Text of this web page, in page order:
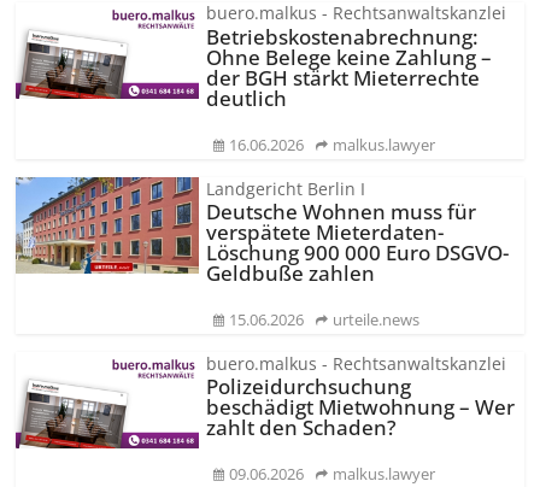
buero.malkus - Rechtsanwaltskanzlei
Betriebskos­tenabrechnung:
Ohne Belege keine Zahlung –
der BGH stärkt Mieterrechte
deutlich
16.06.2026 malkus.lawyer
Landgericht Berlin I
Deutsche Wohnen muss für
verspätete Mieterdaten-
Löschung 900 000 Euro DSGVO-
Geldbuße zahlen
15.06.2026 urteile.news
buero.malkus - Rechtsanwaltskanzlei
Polizeidurchsuchung
beschädigt Mietwohnung – Wer
zahlt den Schaden?
09.06.2026 malkus.lawyer